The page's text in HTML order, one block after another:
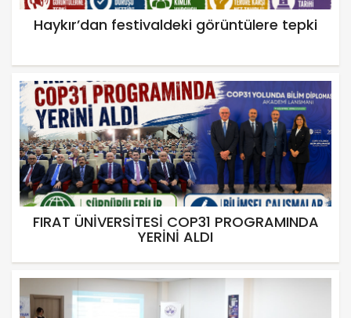
Haykır’dan festivaldeki görüntülere tepki
FIRAT ÜNİVERSİTESİ COP31 PROGRAMINDA
YERİNİ ALDI